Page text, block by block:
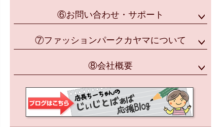
⑥お問い合わせ・サポート
⑦ファッションパークカヤマについて
⑧会社概要